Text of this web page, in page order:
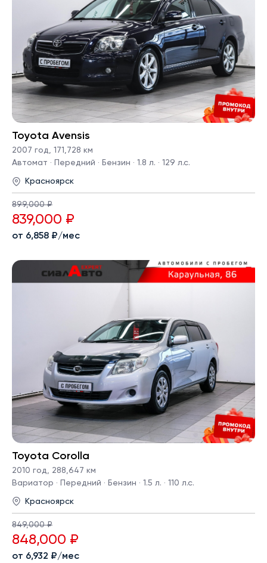
Toyota Avensis
2007 год, 171,728 км
Автомат · Передний · Бензин · 1.8 л. · 129 л.с.
Красноярск
899,000 ₽
839,000 ₽
от 6,858 ₽/мес
Toyota Corolla
2010 год
288,647 км
Вариатор · Передний · Бензин · 1.5 л. · 110 л.с.
Красноярск
849,000 ₽
848,000 ₽
от 6,932 ₽/мес